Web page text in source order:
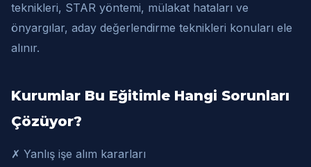
teknikleri, STAR yöntemi, mülakat hataları ve
önyargılar, aday değerlendirme teknikleri konuları ele
alınır.
Kurumlar Bu Eğitimle Hangi Sorunları
Çözüyor?
✗ Yanlış işe alım kararları